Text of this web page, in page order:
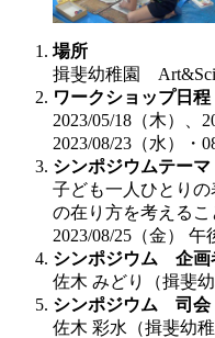
場所
揖斐幼稚園
ワークショップ日程
2023/05/18（木）、
2023/08/23（水）・
シンポジウムテーマ
子ども一人ひとり
の在り方を考える
2023/08/25（金） 午
シンポジウム 企画
佐木 みどり（揖斐幼
シンポジウム 司会
佐木 彩水（揖斐幼稚